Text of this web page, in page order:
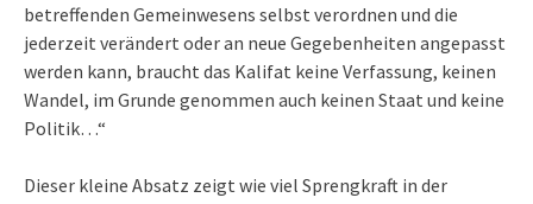
betreffenden Gemeinwesens selbst verordnen und die
jederzeit verändert oder an neue Gegebenheiten angepasst
werden kann, braucht das Kalifat keine Verfassung, keinen
Wandel, im Grunde genommen auch keinen Staat und keine
Politik…“
Dieser kleine Absatz zeigt wie viel Sprengkraft in der